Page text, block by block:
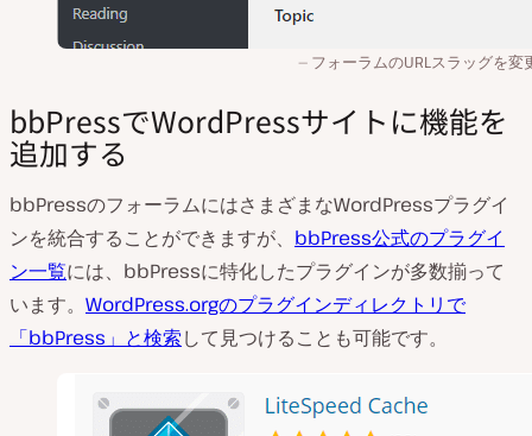
フォーラムのURLスラッグを変
bbPressでWordPressサイトに機能を
追加する
bbPressのフォーラムにはさまざまなWordPressプラグイ
ンを統合することができますが、 bbPress公式のプラグイ
ン一覧には、bbPressに特化したプラグインが多数揃って
います。 WordPress.orgのプラグインディレクトリで
「bbPress」と検索して見つけることも可能です。